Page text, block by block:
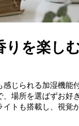
りを楽し
じられる加湿機能
場所を選ばずお好
トも搭載し、視覚